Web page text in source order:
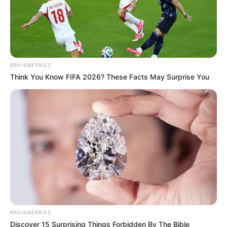
BRAINBERRIES
Think You Know FIFA 2026? These Facts May Surprise You
BRAINBERRIES
Discover 15 Surprising Things Forbidden By The Bible